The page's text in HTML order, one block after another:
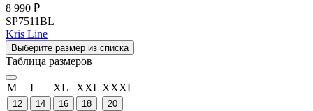
8 990 ₽
SP7511BL
Kris Line
Выберите размер из списка
Таблица размеров
M L XL XXL XXXL
12 14 16 18 20